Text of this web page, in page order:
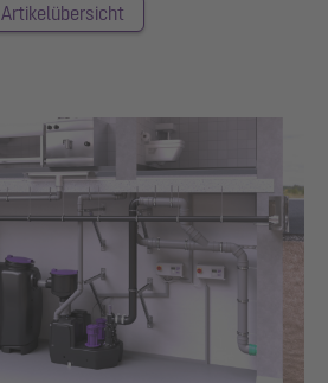
Artikelübersicht